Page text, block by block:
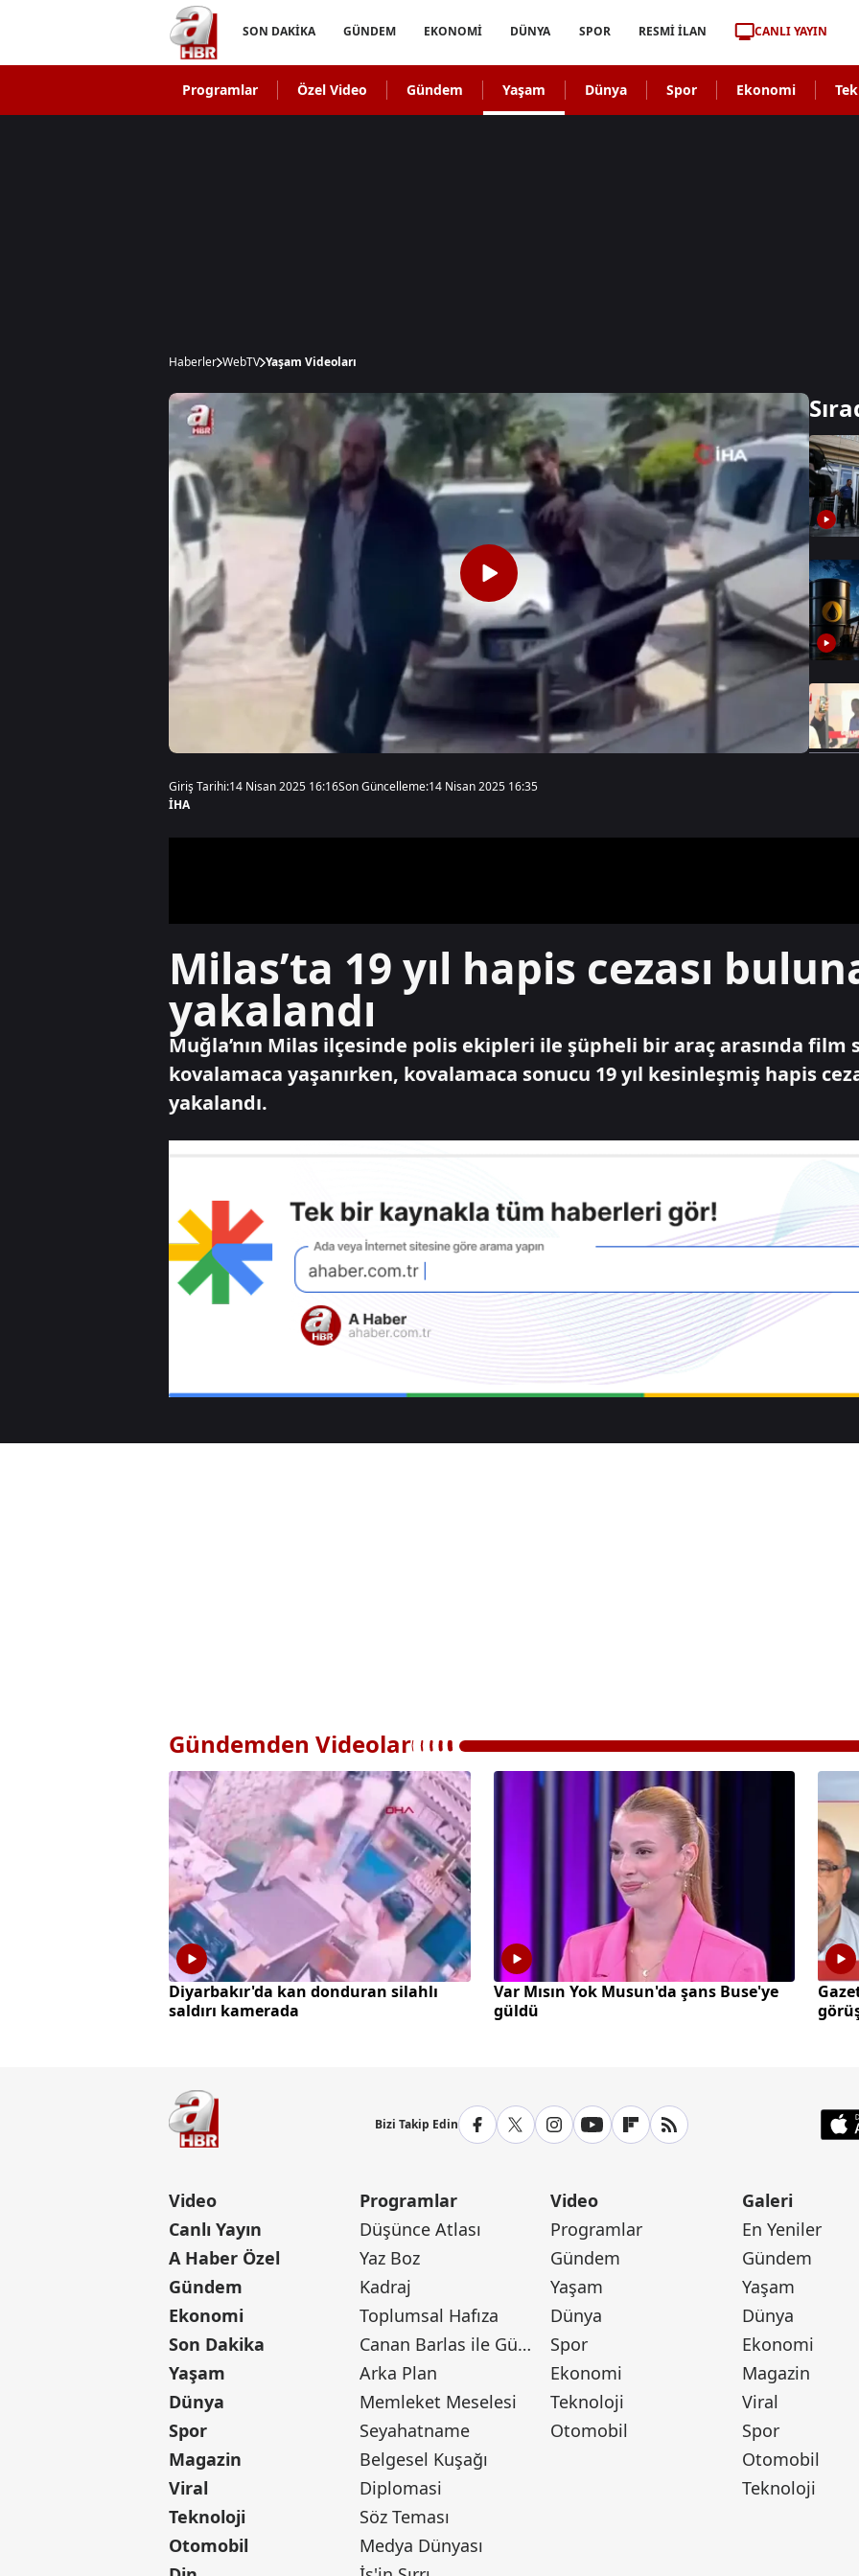
SON DAKİKA GÜNDEM EKONOMİ DÜNYA SPOR RESMİ İLAN CANLI YAYIN
Programlar Özel Video Gündem Yaşam Dünya Spor Ekonomi
Haberler WebTV Yaşam Videoları
Giriş Tarihi:14 Nisan 2025 16:16Son Güncelleme:14 Nisan 2025 16:35
İHA
Milas’ta 19 yıl hapis cezası
yakalandı
Muğla’nın Milas ilçesinde polis ekipleri ile şüpheli bir araç arasında
kovalamaca yaşanırken, kovalamaca sonucu 19 yıl kesinleşmiş hapis
yakalandı.
Gündemden Videolar
Diyarbakır'da kan donduran silahlı
saldırı kamerada
Var Mısın Yok Musun'da şans Buse'ye
güldü
Bizi Takip Edin
Video
Canlı Yayın
A Haber Özel
Gündem
Ekonomi
Son Dakika
Yaşam
Dünya
Spor
Magazin
Viral
Teknoloji
Otomobil
Programlar
Düşünce Atlası
Yaz Boz
Kadraj
Toplumsal Hafıza
Canan Barlas ile Gündem
Arka Plan
Memleket Meselesi
Seyahatname
Belgesel Kuşağı
Diplomasi
Söz Teması
Medya Dünyası
Video
Programlar
Gündem
Yaşam
Dünya
Spor
Ekonomi
Teknoloji
Otomobil
Galeri
En Yeniler
Gündem
Yaşam
Dünya
Ekonomi
Magazin
Viral
Spor
Otomobil
Teknoloji